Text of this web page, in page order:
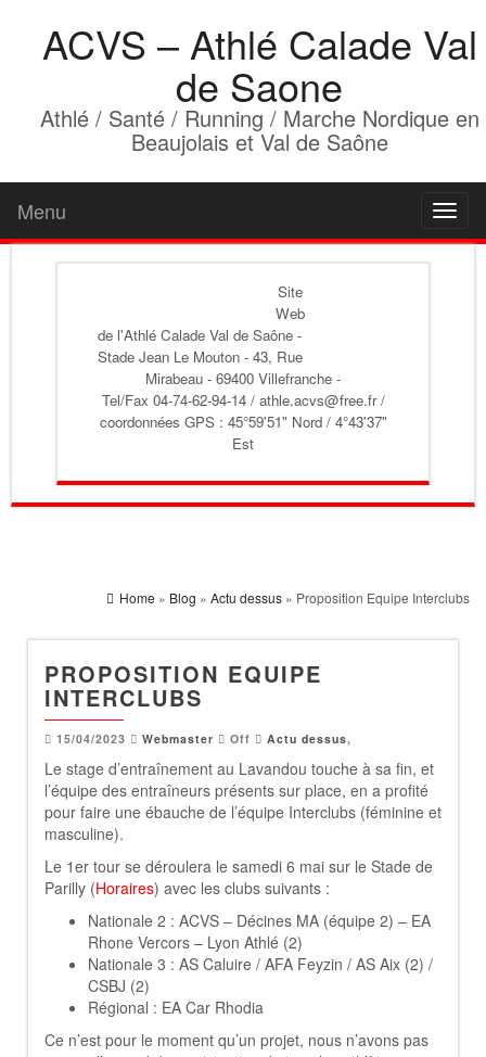
ACVS – Athlé Calade Val
de Saone
Athlé / Santé / Running / Marche Nordique en
Beaujolais et Val de Saône
Menu
Site
Web
de l'Athlé Calade Val de Saône -
Stade Jean Le Mouton - 43, Rue
Mirabeau - 69400 Villefranche -
Tel/Fax 04-74-62-94-14 / athle.acvs@free.fr /
coordonnées GPS : 45°59'51" Nord / 4°43'37"
Est
Home » Blog » Actu dessus » Proposition Equipe Interclubs
PROPOSITION EQUIPE
INTERCLUBS
15/04/2023 Webmaster Off Actu dessus,
Le stage d’entraînement au Lavandou touche à sa fin, et
l’équipe des entraîneurs présents sur place, en a profité
pour faire une ébauche de l’équipe Interclubs (féminine et
masculine).
Le 1er tour se déroulera le samedi 6 mai sur le Stade de
Parilly (Horaires) avec les clubs suivants :
Nationale 2 : ACVS – Décines MA (équipe 2) – EA
Rhone Vercors – Lyon Athlé (2)
Nationale 3 : AS Caluire / AFA Feyzin / AS Aix (2) /
CSBJ (2)
Régional : EA Car Rhodia
Ce n’est pour le moment qu’un projet, nous n’avons pas